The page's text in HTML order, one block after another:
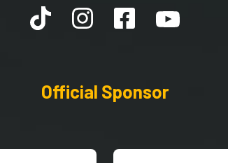
Official Sponsor